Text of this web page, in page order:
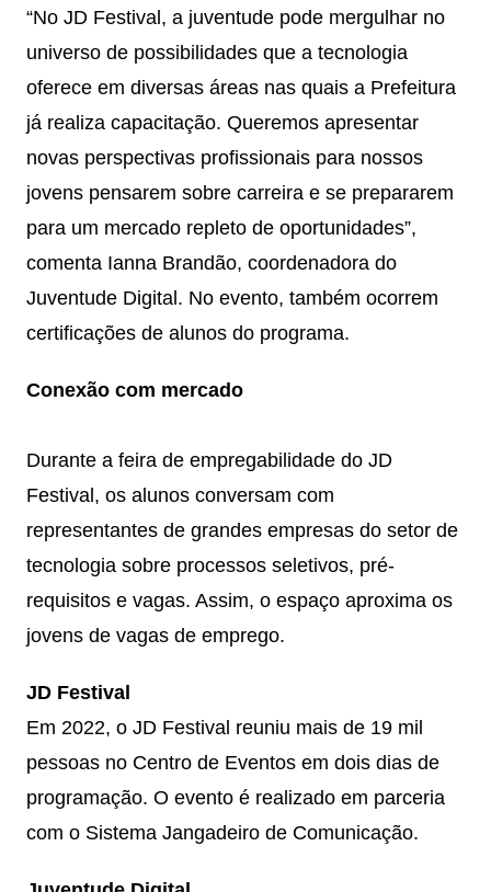
“No JD Festival, a juventude pode mergulhar no
universo de possibilidades que a tecnologia
oferece em diversas áreas nas quais a Prefeitura
já realiza capacitação. Queremos apresentar
novas perspectivas profissionais para nossos
jovens pensarem sobre carreira e se prepararem
para um mercado repleto de oportunidades”,
comenta Ianna Brandão, coordenadora do
Juventude Digital. No evento, também ocorrem
certificações de alunos do programa.
Conexão com mercado
Durante a feira de empregabilidade do JD
Festival, os alunos conversam com
representantes de grandes empresas do setor de
tecnologia sobre processos seletivos, pré-
requisitos e vagas. Assim, o espaço aproxima os
jovens de vagas de emprego.
JD Festival
Em 2022, o JD Festival reuniu mais de 19 mil
pessoas no Centro de Eventos em dois dias de
programação. O evento é realizado em parceria
com o Sistema Jangadeiro de Comunicação.